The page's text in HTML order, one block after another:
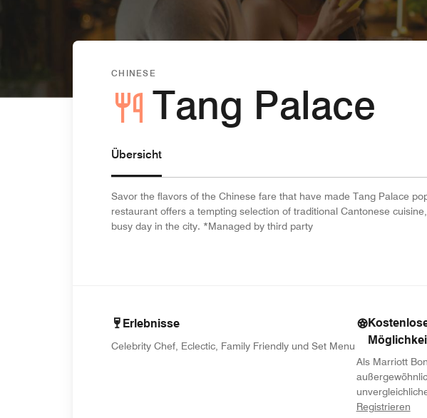
CHINESE
Tang Palace
Übersicht
Savor the flavors of the Chinese fare that have made Tang Palace
restaurant offers a tempting selection of traditional Cantonese
busy day in the city. *Managed by third party
Erlebnisse
Celebrity Chef, Eclectic, Family Friendly und Set Menu
Als Marriott
Registrieren